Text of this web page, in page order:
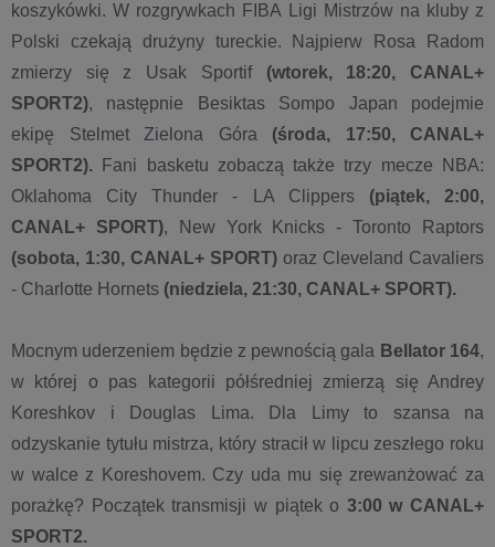
koszykówki. W rozgrywkach FIBA Ligi Mistrzów na kluby z
Polski czekają drużyny tureckie. Najpierw Rosa Radom
zmierzy się z Usak Sportif (wtorek, 18:20, CANAL+
SPORT2), następnie Besiktas Sompo Japan podejmie
ekipę Stelmet Zielona Góra (środa, 17:50, CANAL+
SPORT2). Fani basketu zobaczą także trzy mecze NBA:
Oklahoma City Thunder - LA Clippers (piątek, 2:00,
CANAL+ SPORT), New York Knicks - Toronto Raptors
(sobota, 1:30, CANAL+ SPORT) oraz Cleveland Cavaliers
- Charlotte Hornets (niedziela, 21:30, CANAL+ SPORT).
Mocnym uderzeniem będzie z pewnością gala Bellator 164,
w której o pas kategorii półśredniej zmierzą się Andrey
Koreshkov i Douglas Lima. Dla Limy to szansa na
odzyskanie tytułu mistrza, który stracił w lipcu zeszłego roku
w walce z Koreshovem. Czy uda mu się zrewanżować za
porażkę? Początek transmisji w piątek o 3:00 w CANAL+
SPORT2.